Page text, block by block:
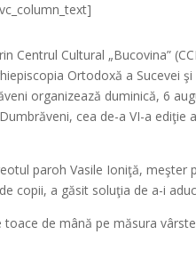
Centrul Cultural „Bucovina”
Ortodoxă a Sucevei
organizează duminică, 6
cea de-a VI-a
paroh Vasile Ioniţă,
copii, a găsit soluţia de a-i
de mână pe măsura